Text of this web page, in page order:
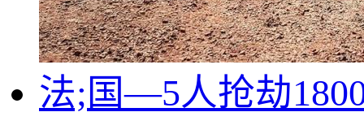
法;国—5人抢劫